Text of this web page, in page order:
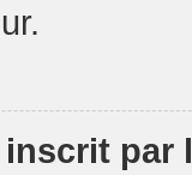
inscrit